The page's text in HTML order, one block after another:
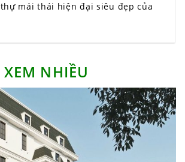
mái thái hiện đại siêu đẹp của
NHIỀU